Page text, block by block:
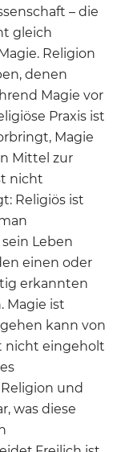
– die
gleich
Religion
denen
Magie vor
Praxis ist
Magie
Mittel zur
nicht
Religiös ist
Leben
einen oder
erkannten
Magie ist
kann von
nicht eingeholt
und
was diese